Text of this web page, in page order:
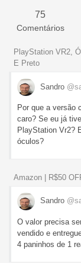
75
Comentários
PlayStation VR2,
E Preto
Sandro
Por que a versão
caro? Se eu já
PlayStation Vr2?
óculos?
Amazon | R$50
Sandro
O valor precisa
vendido e
4 paninhos de 1